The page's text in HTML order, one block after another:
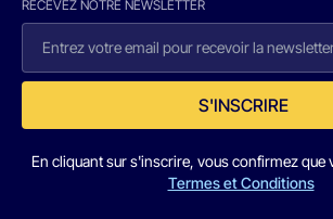
RECEVEZ NOTRE NEWSLETTER
S'INSCRIRE
En cliquant sur s'inscrire, vous confirmez que
Termes et Conditions